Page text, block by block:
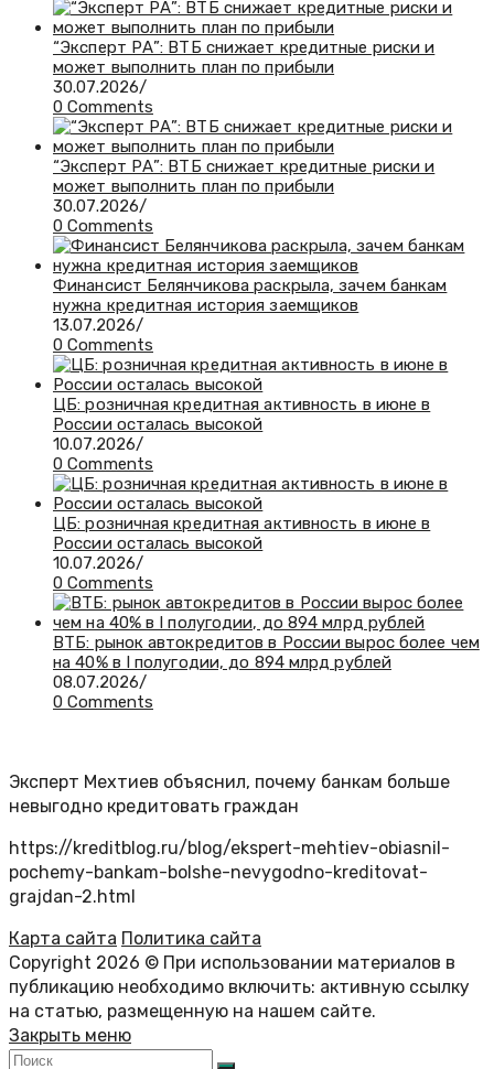
“Эксперт РА”: ВТБ снижает кредитные риски и
может выполнить план по прибыли
30.07.2026/
0 Comments
“Эксперт РА”: ВТБ снижает кредитные риски и
может выполнить план по прибыли
30.07.2026/
0 Comments
Финансист Белянчикова раскрыла, зачем банкам
нужна кредитная история заемщиков
13.07.2026/
0 Comments
ЦБ: розничная кредитная активность в июне в
России осталась высокой
10.07.2026/
0 Comments
ЦБ: розничная кредитная активность в июне в
России осталась высокой
10.07.2026/
0 Comments
ВТБ: рынок автокредитов в России вырос более чем
на 40% в I полугодии, до 894 млрд рублей
08.07.2026/
0 Comments
Эксперт Мехтиев объяснил, почему банкам больше
невыгодно кредитовать граждан
https://kreditblog.ru/blog/ekspert-mehtiev-obiasnil-
pochemy-bankam-bolshe-nevygodno-kreditovat-
grajdan-2.html
Карта сайта Политика сайта
Copyright 2026 © При использовании материалов в
публикацию необходимо включить: активную ссылку
на статью, размещенную на нашем сайте.
Закрыть меню